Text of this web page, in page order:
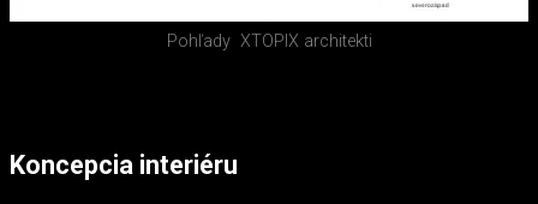
Pohľady XTOPIX architekti
Koncepcia interiéru